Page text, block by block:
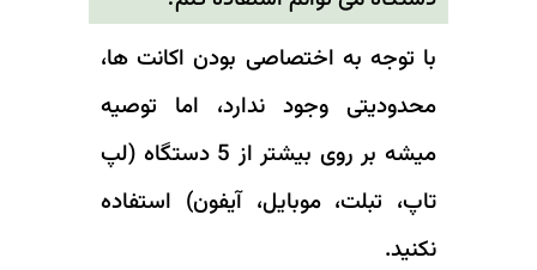
با توجه به اختصاصی بودن اکانت ها،
محدودیتی وجود ندارد، اما توصیه
میشه بر روی بیشتر از 5 دستگاه (لپ
تاپ، تبلت، موبایل، آیفون) استفاده
نکنید.